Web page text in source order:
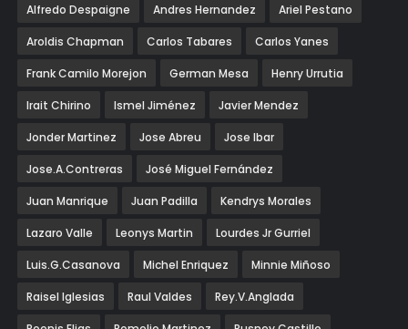
Alfredo Despaigne Andres Hernandez Ariel Pestano
Aroldis Chapman Carlos Tabares Carlos Yanes
Frank Camilo Morejon German Mesa Henry Urrutia
Irait Chirino Ismel Jiménez Javier Mendez
Jonder Martinez Jose Abreu Jose Ibar
Jose.A.Contreras José Miguel Fernández
Juan Manrique Juan Padilla Kendrys Morales
Lazaro Valle Leonys Martin Lourdes Jr Gurriel
Luis.G.Casanova Michel Enriquez Minnie Miñoso
Raisel Iglesias Raul Valdes Rey.V.Anglada